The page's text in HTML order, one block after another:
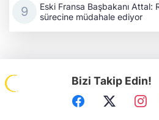
Eski Fransa Başbakanı Attal:
sürecine müdahale ediyor
Bizi Takip Edin!